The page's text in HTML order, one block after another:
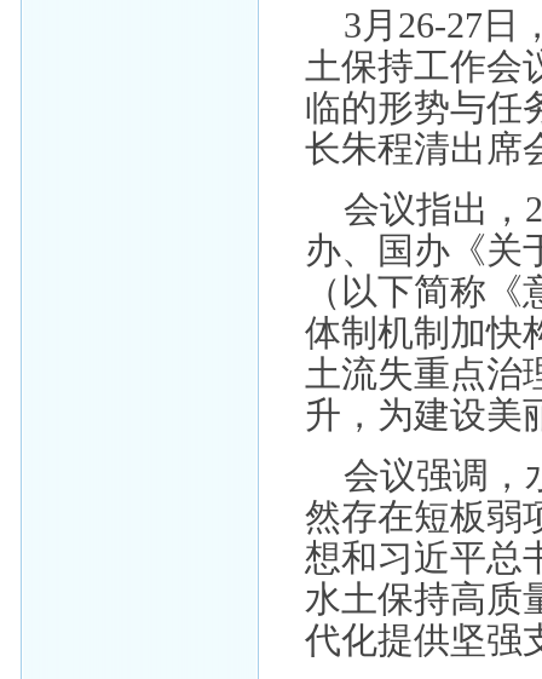
3月26-27日
土保持工作会
临的形势与任
长朱程清出席
会议指出，
办、国办《关
（以下简称
体制机制加快
土流失重点治
升，为建设美
会议强调，
然存在短板弱
想和习近平总
水土保持高质
代化提供坚强